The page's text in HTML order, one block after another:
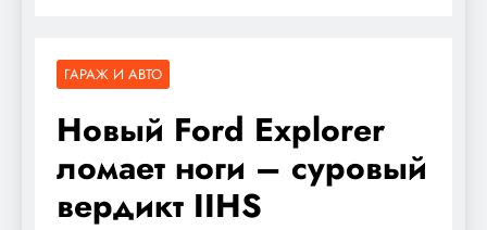
ГАРАЖ И АВТО
Новый Ford Explorer
ломает ноги – суровый
вердикт IIHS